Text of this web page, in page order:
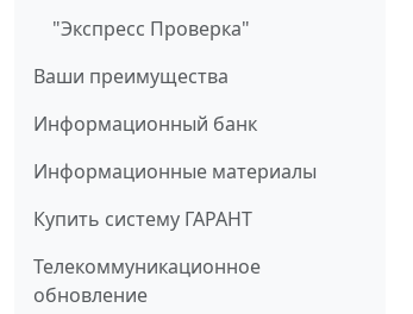
"Экспресс Проверка"
Ваши преимущества
Информационный банк
Информационные материалы
Купить систему ГАРАНТ
Телекоммуникационное
обновление